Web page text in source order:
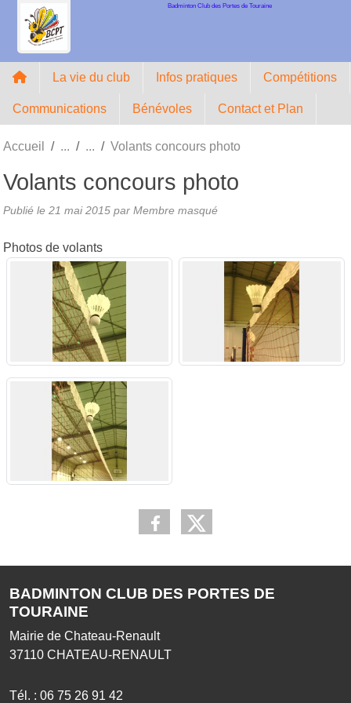
Badminton Club des Portes de Touraine
La vie du club Infos pratiques Compétitions
Communications Bénévoles Contact et Plan
Accueil Volants concours photo
Volants concours photo
Publié le 21 mai 2015 par Membre masqué
Photos de volants
BADMINTON CLUB DES PORTES DE
TOURAINE
Mairie de Chateau-Renault
37110 CHATEAU-RENAULT
Tél. : 06 75 26 91 42
Panneau de gestion des cookies